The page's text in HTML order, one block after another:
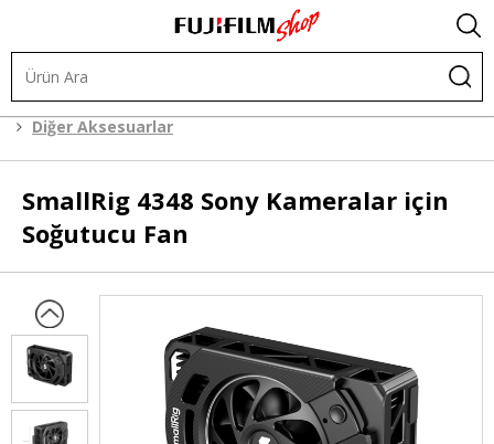
Diğer Aksesuarlar
SmallRig 4348 Sony Kameralar için
Soğutucu Fan